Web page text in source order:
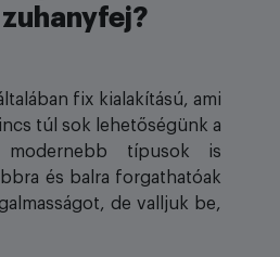
fix kialakítású, ami
túl sok lehetőségünk a
modernebb típusok is
és balra forgathatóak
de valljuk be,